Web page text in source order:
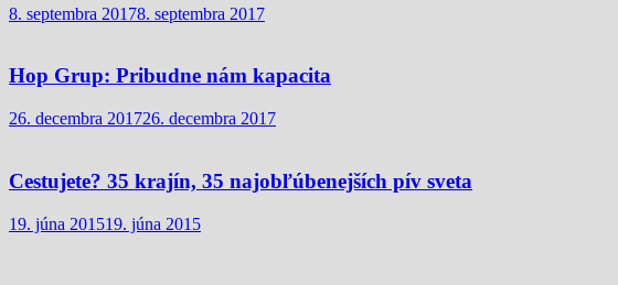
8. septembra 20178. septembra 2017
Hop Grup: Pribudne nám kapacita
26. decembra 201726. decembra 2017
Cestujete? 35 krajín, 35 najobľúbenejších pív sveta
19. júna 201519. júna 2015